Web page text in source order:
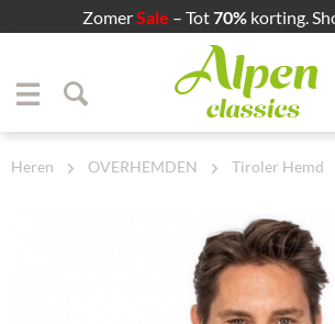
ZomerSale – Tot70% korting.
Zum
Heren OVERHEMDEN Tiroler Hemd